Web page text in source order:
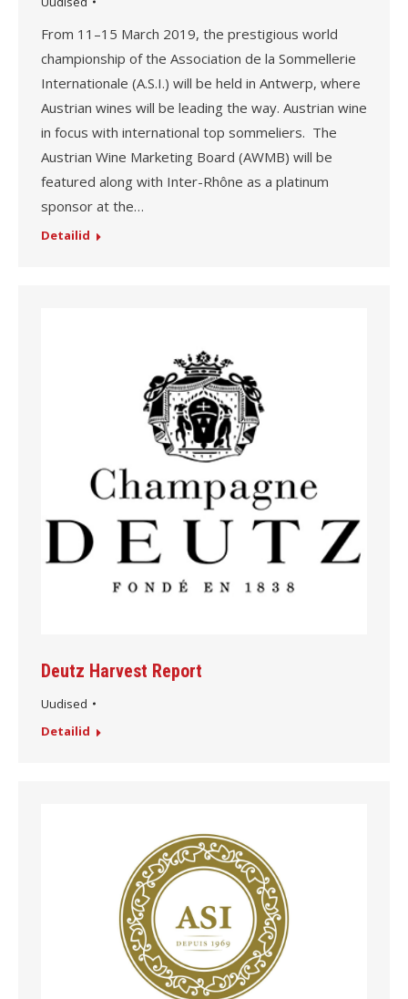
From 11–15 March 2019, the prestigious world
championship of the Association de la Sommellerie
Internationale (A.S.I.) will be held in Antwerp, where
Austrian wines will be leading the way. Austrian wine
in focus with international top sommeliers. The
Austrian Wine Marketing Board (AWMB) will be
featured along with Inter-Rhône as a platinum
sponsor at the…
Detailid
Deutz Harvest Report
Uudised
Detailid